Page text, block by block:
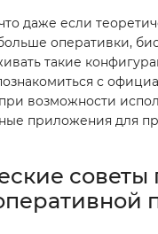
даже если
оперативки,
такие
с
возможности
приложения для
советы